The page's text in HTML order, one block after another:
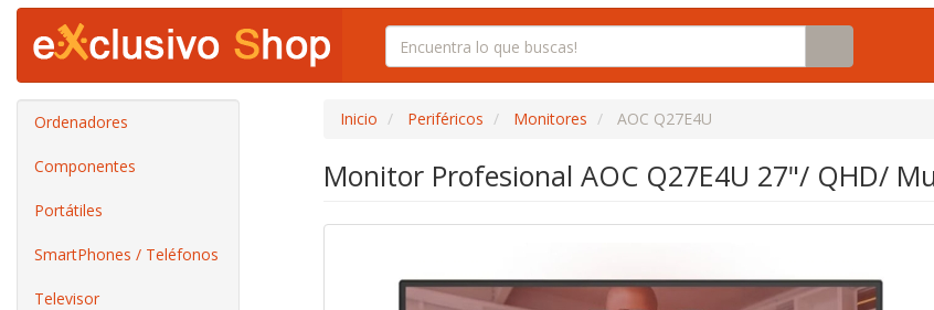
Ordenadores
Componentes
Portátiles
SmartPhones / Teléfonos
Televisor
Inicio Periféricos Monitores AOC Q27E4U
Monitor Profesional AOC Q27E4U 27"/ QHD/